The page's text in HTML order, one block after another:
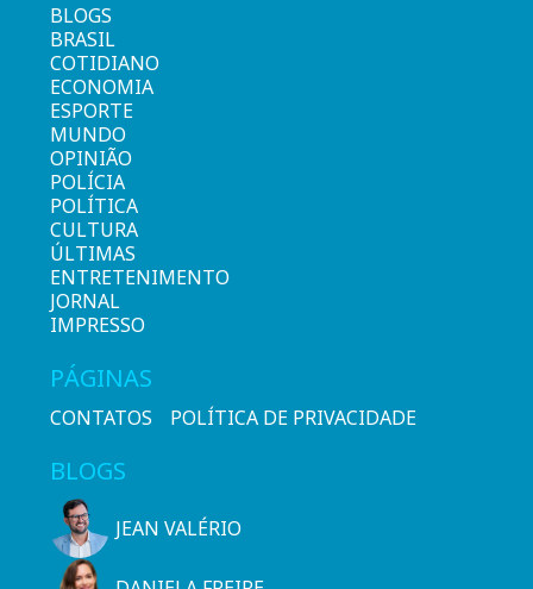
BLOGS
BRASIL
COTIDIANO
ECONOMIA
ESPORTE
MUNDO
OPINIÃO
POLÍCIA
POLÍTICA
CULTURA
ÚLTIMAS
ENTRETENIMENTO
JORNAL
IMPRESSO
PÁGINAS
CONTATOS POLÍTICA DE PRIVACIDADE
BLOGS
JEAN VALÉRIO